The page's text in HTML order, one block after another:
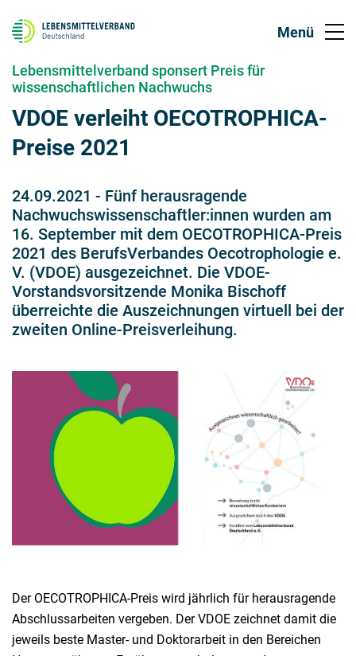
Lebensmittelverband sponsert Preis für
wissenschaftlichen Nachwuchs
VDOE verleiht OECOTROPHICA-
Preise 2021
24.09.2021 - Fünf herausragende
Nachwuchswissenschaftler:innen wurden am
16. September mit dem OECOTROPHICA-Preis
2021 des BerufsVerbandes Oecotrophologie e.
V. (VDOE) ausgezeichnet. Die VDOE-
Vorstandsvorsitzende Monika Bischoff
überreichte die Auszeichnungen virtuell bei der
zweiten Online-Preisverleihung.
Der OECOTROPHICA-Preis wird jährlich für herausragende
Abschlussarbeiten vergeben. Der VDOE zeichnet damit die
jeweils beste Master- und Doktorarbeit in den Bereichen